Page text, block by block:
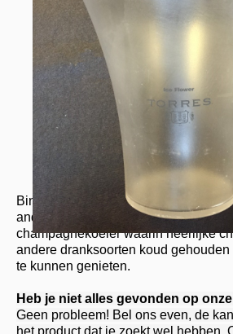
incl. btw €7.50,-
Toevoegen aan
Binnenkort een leuk feest waar de
ander drank flink gaan vloeien? Met
champagnekoeler waarin heerlijke
andere dranksoorten koud
te kunnen genieten.
Heb je niet alles gevonden op
Geen probleem! Bel ons even, de
het product dat je zoekt wel hebben.